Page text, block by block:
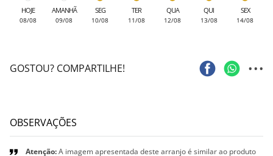
HOJE
08/08
AMANHÃ
09/08
SEG
10/08
TER
11/08
QUA
12/08
QUI
13/08
SEX
14/08
GOSTOU? COMPARTILHE! ...
OBSERVAÇÕES
Atenção:A imagem apresentada deste arranjo é similar ao produto